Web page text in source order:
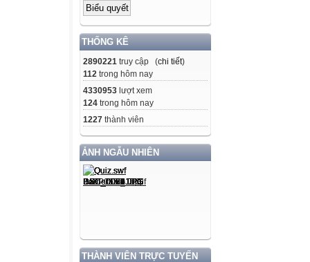
THỐNG KÊ
2890221 truy cập (chi tiết)
112 trong hôm nay
4330953 lượt xem
124 trong hôm nay
1227 thành viên
ẢNH NGẪU NHIÊN
THÀNH VIÊN TRỰC TUYẾN